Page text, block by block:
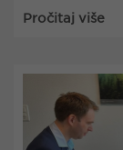
Pročitaj više